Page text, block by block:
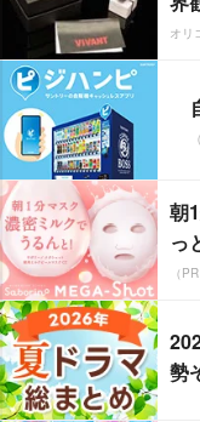
オリ
朝
っ
（
勢